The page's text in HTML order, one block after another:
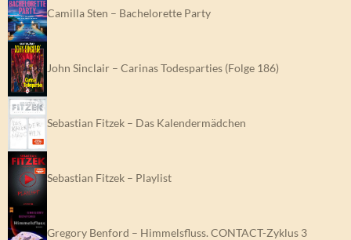
Camilla Sten – Bachelorette Party
John Sinclair – Carinas Todesparties (Folge 186)
Sebastian Fitzek – Das Kalendermädchen
Sebastian Fitzek – Playlist
Gregory Benford – Himmelsfluss. CONTACT-Zyklus 3